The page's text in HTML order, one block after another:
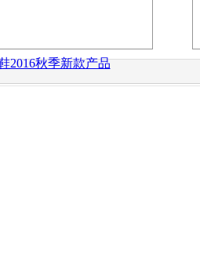
2016秋季新款产品